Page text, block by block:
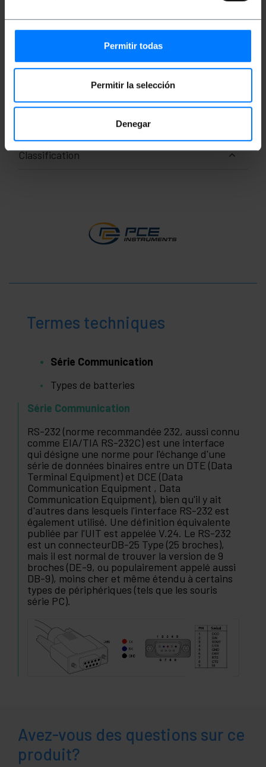
Permitir todas
Permitir la selección
Denegar
Affichage rétro-éclairé.
Mesures et poids
Poids brut: 3.33 kg
Classification
Termes techniques
Série Communication
Types de batteries
Série Communication
RS-232 (norme recommandée 232, aussi connu
comme EIA/TIA RS-232C) est une interface
qui désigne une norme pour l'échange d'une
série de données binaires entre un DTE (Data
Terminal Equipment) et DCE (Data
Communication Equipment , Data
Communication Equipment), bien qu'il y ait
d'autres dans lesquels l'interface RS-232 est
également utilisé. Une définition équivalente
publiée par l'UIT est appelée V.24. Le RS-232
est un connecteurDB-25 Type (25 broches),
mais il est normal de trouver la version de 9
broches (DE-9, ou populairement appelé aussi
DB-9), moins cher et même étendu à certains
types de périphériques (tels que les souris
série PC).
Avez-vous des questions sur ce
produit?